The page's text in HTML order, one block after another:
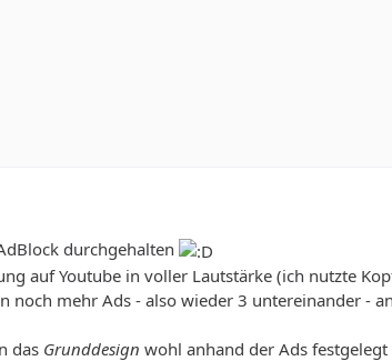
durchgehalten
auf Youtube in voller Lautstärke (ich nutzte
noch mehr Ads - also wieder 3 untereinander -
das Grunddesign wohl anhand der Ads